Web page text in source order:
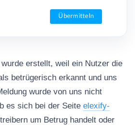
erstellt, weil ein Nutzer die
betrügerisch erkannt und uns
wurde von uns nicht
es sich bei der Seite elexify-
um Betrug handelt oder